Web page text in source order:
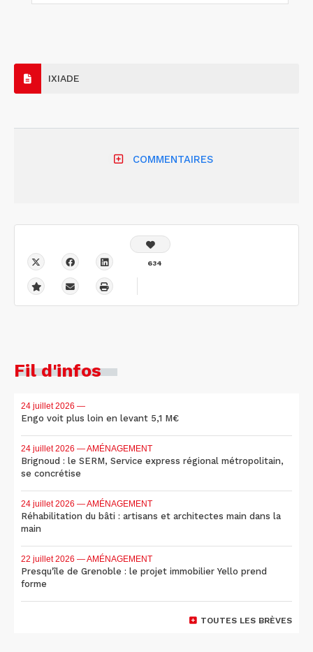
IXIADE
COMMENTAIRES
634
Fil d'infos
24 juillet 2026 —
Engo voit plus loin en levant 5,1 M€
24 juillet 2026 — AMÉNAGEMENT
Brignoud : le SERM, Service express régional métropolitain,
se concrétise
24 juillet 2026 — AMÉNAGEMENT
Réhabilitation du bâti : artisans et architectes main dans la
main
22 juillet 2026 — AMÉNAGEMENT
Presqu'île de Grenoble : le projet immobilier Yello prend
forme
TOUTES LES BRÈVES